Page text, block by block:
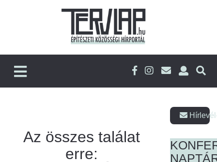
Az összes találat
erre: